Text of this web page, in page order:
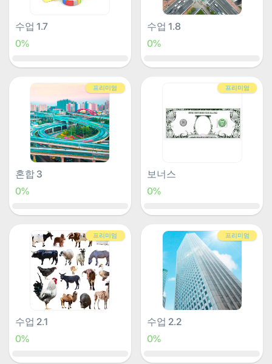
수업 1.7
0%
수업 1.8
0%
프리미엄
혼합 3
0%
프리미엄
보너스
0%
프리미엄
수업 2.1
0%
프리미엄
수업 2.2
0%